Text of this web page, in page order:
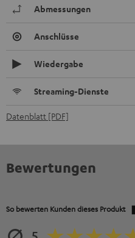
Abmessungen
Anschlüsse
Wiedergabe
Streaming-Dienste
Datenblatt [PDF]
Bewertungen
So bewerten Kunden dieses Produkt